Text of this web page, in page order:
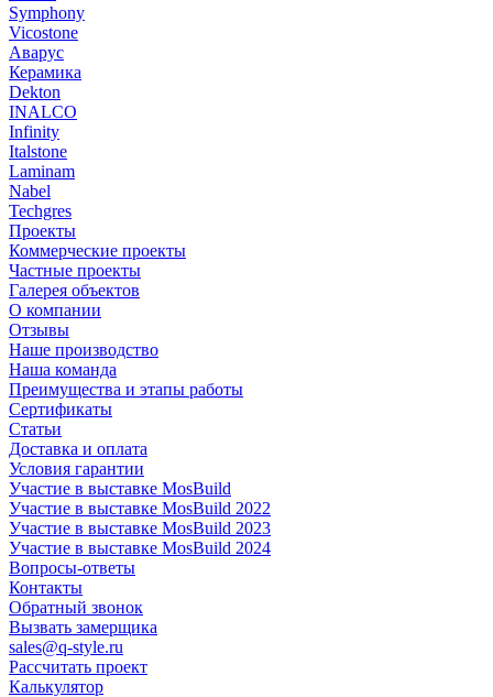
Symphony
Vicostone
Аварус
Керамика
Dekton
INALCO
Infinity
Italstone
Laminam
Nabel
Techgres
Проекты
Коммерческие проекты
Частные проекты
Галерея объектов
О компании
Отзывы
Наше производство
Наша команда
Преимущества и этапы работы
Сертификаты
Статьи
Доставка и оплата
Условия гарантии
Участие в выставке MosBuild
Участие в выставке MosBuild 2022
Участие в выставке MosBuild 2023
Участие в выставке MosBuild 2024
Вопросы-ответы
Контакты
Обратный звонок
Вызвать замерщика
sales@q-style.ru
Рассчитать проект
Калькулятор